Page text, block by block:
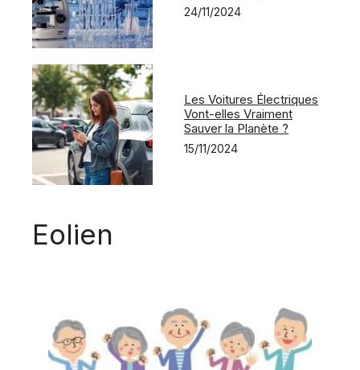
24/11/2024
Les Voitures Électriques
Vont-elles Vraiment
Sauver la Planète ?
15/11/2024
Eolien